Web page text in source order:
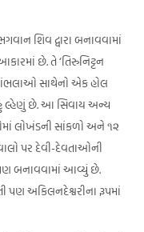
શિવ દ્વારા બનાવવામાં
છે. તે ‘તિરુનિટ્ટન
સાથેનો એક હોલ
લ્હેણું છે. આ સિવાય અન્ય
લોખંડની સાંકળો અને ૧૨
પર દેવી-દેવતાઓની
બનાવવામાં આવ્યું છે.
પણ અકિલનદેશ્વરીના રૂપમાં